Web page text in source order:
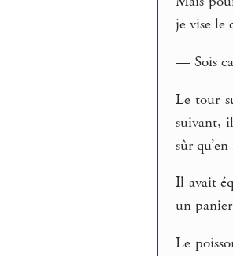
je vise le
— Sois
Le tour
suivant,
sûr
Il avait
un
Le